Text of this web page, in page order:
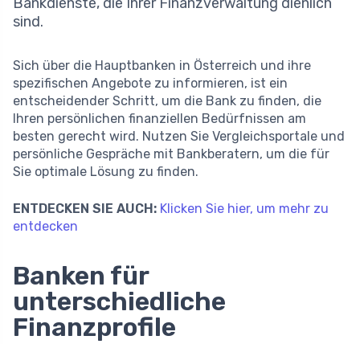
sind.
Sich über die Hauptbanken in Österreich und ihre
spezifischen Angebote zu informieren, ist ein
entscheidender Schritt, um die Bank zu finden, die
Ihren persönlichen finanziellen Bedürfnissen am
besten gerecht wird. Nutzen Sie Vergleichsportale und
persönliche Gespräche mit Bankberatern, um die für
Sie optimale Lösung zu finden.
ENTDECKEN SIE AUCH: Klicken Sie hier, um mehr zu
entdecken
Banken für
unterschiedliche
Finanzprofile